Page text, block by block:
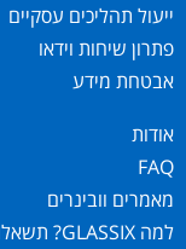
ייעול תהליכים עסקיים
פתרון שיחות וידאו
אבטחת מידע
אודות
FAQ
מאמרים וובינרים
למה GLASSIX? תשאלו את המשתמשים!